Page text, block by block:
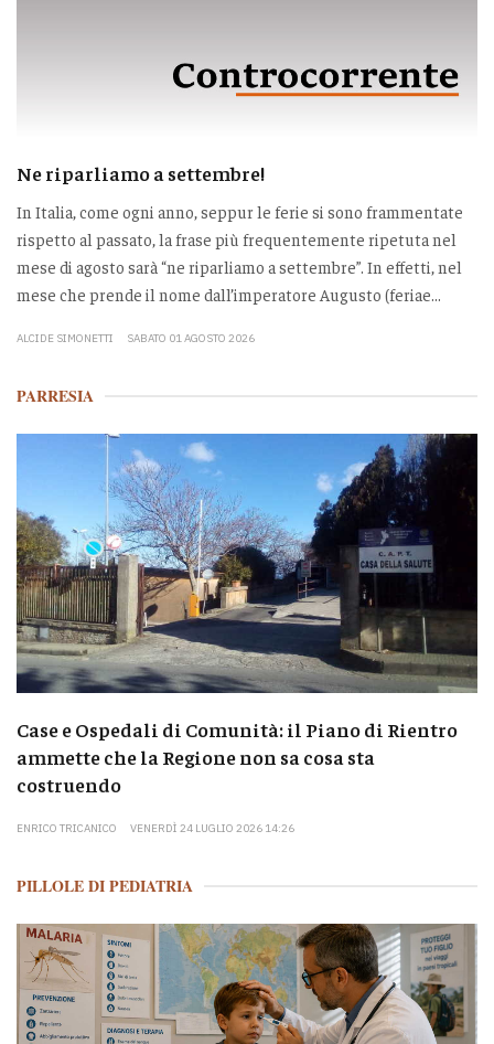
Ne riparliamo a settembre!
In Italia, come ogni anno, seppur le ferie si sono frammentate
rispetto al passato, la frase più frequentemente ripetuta nel
mese di agosto sarà “ne riparliamo a settembre”. In effetti, nel
mese che prende il nome dall’imperatore Augusto (feriae...
ALCIDE SIMONETTI SABATO 01 AGOSTO 2026
PARRESIA
Case e Ospedali di Comunità: il Piano di Rientro
ammette che la Regione non sa cosa sta
costruendo
ENRICO TRICANICO VENERDÌ 24 LUGLIO 2026 14:26
PILLOLE DI PEDIATRIA